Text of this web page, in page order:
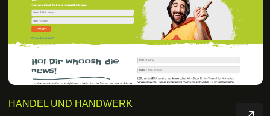
HANDEL UND HANDWERK